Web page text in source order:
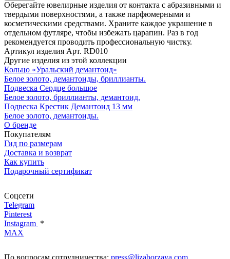
Оберегайте ювелирные изделия от контакта с абразивными и
твердыми поверхностями, а также парфюмерными и
косметическими средствами. Храните каждое украшение в
отдельном футляре, чтобы избежать царапин. Раз в год
рекомендуется проводить профессиональную чистку.
Артикул изделия Арт. RD010
Другие изделия из этой коллекции
Кольцо «Уральский демантоид»
Белое золото, демантоиды, бриллианты.
Подвеска Сердце большое
Белое золото, бриллианты, демантоид.
Подвеска Крестик Демантоид 13 мм
Белое золото, демантоиды.
О бренде
Покупателям
Гид по размерам
Доставка и возврат
Как купить
Подарочный сертификат
Соцсети
Telegram
Pinterest
Instagram *
MAX